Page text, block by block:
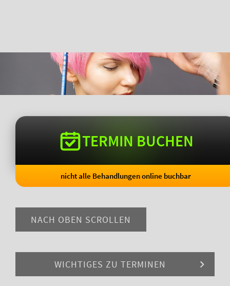
TERMIN BUCHEN
nicht alle Behandlungen online buchbar
NACH OBEN SCROLLEN
WICHTIGES ZU TERMINEN